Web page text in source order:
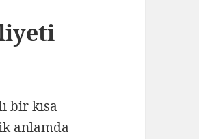
bir kısa
anlamda